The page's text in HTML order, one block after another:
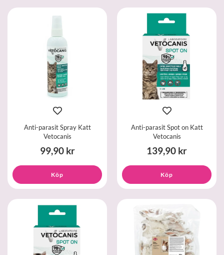
Anti-parasit Spray Katt
Vetocanis
99,90 kr
Köp
Anti-parasit Spot on Katt
Vetocanis
139,90 kr
Köp